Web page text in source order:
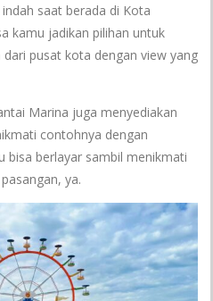
saat berada di Kota
kamu jadikan pilihan untuk
pusat kota dengan view yang
Marina juga menyediakan
contohnya dengan
bisa berlayar sambil menikmati
ya.